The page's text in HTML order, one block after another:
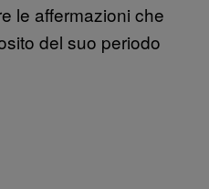
le affermazioni che
del suo periodo